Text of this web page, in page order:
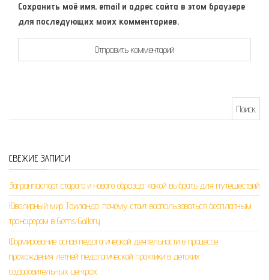
Сохранить моё имя, email и адрес сайта в этом браузере
для последующих моих комментариев.
СВЕЖИЕ ЗАПИСИ
Загранпаспорт старого и нового образца: какой выбрать для путешествий
Ювелирный мир Таиланда: почему стоит воспользоваться бесплатным
трансфером в Gems Gallery
Формирование основ педагогической деятельности в процессе
прохождения летней педагогической практики в детских
оздоровительных центрах